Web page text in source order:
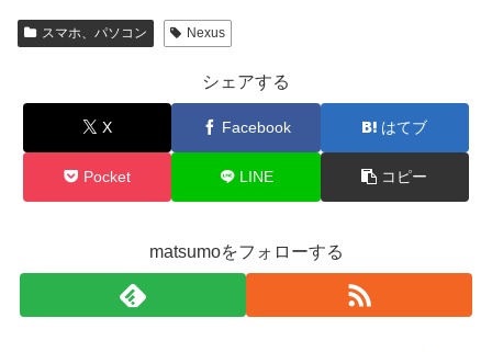
スマホ、パソコン Nexus
シェアする
X Facebook はてブ
Pocket LINE コピー
matsumoをフォローする